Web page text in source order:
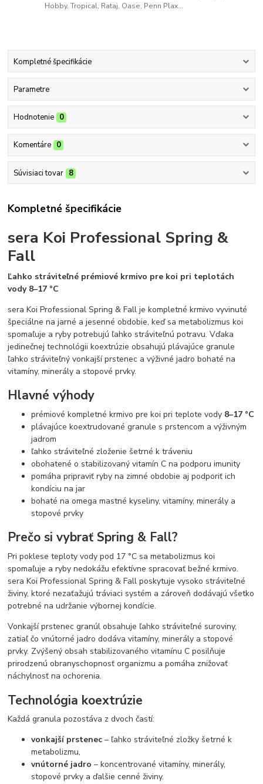
Hobby, Tropical, Rataj, Oase, Penn Plax...
Kompletné špecifikácie
Parametre
Hodnotenie 0
Komentáre 0
Súvisiaci tovar 8
Kompletné špecifikácie
sera Koi Professional Spring &
Fall
Ľahko stráviteľné prémiové krmivo pre koi pri teplotách
vody 8–17 °C
sera Koi Professional Spring & Fall je kompletné krmivo vyvinuté
špeciálne na jarné a jesenné obdobie, keď sa metabolizmus koi
spomaľuje a ryby potrebujú ľahko stráviteľnú potravu. Vďaka
jedinečnej technológii koextrúzie obsahujú plávajúce granule
ľahko stráviteľný vonkajší prstenec a výživné jadro bohaté na
vitamíny, minerály a stopové prvky.
Hlavné výhody
prémiové kompletné krmivo pre koi pri teplote vody 8–17 °C
plávajúce koextrudované granule s prstencom a výživným
jadrom
ľahko stráviteľné zloženie šetrné k tráveniu
obohatené o stabilizovaný vitamín C na podporu imunity
pomáha pripraviť ryby na zimné obdobie aj podporiť ich
kondíciu na jar
bohaté na omega mastné kyseliny, vitamíny, minerály a
stopové prvky
Prečo si vybrať Spring & Fall?
Pri poklese teploty vody pod 17 °C sa metabolizmus koi
spomaľuje a ryby nedokážu efektívne spracovať bežné krmivo.
sera Koi Professional Spring & Fall poskytuje vysoko stráviteľné
živiny, ktoré nezaťažujú tráviaci systém a zároveň dodávajú všetko
potrebné na udržanie výbornej kondície.
Vonkajší prstenec granúl obsahuje ľahko stráviteľné suroviny,
zatiaľ čo vnútorné jadro dodáva vitamíny, minerály a stopové
prvky. Zvýšený obsah stabilizovaného vitamínu C posilňuje
prirodzenú obranyschopnosť organizmu a pomáha znižovať
náchylnosť na ochorenia.
Technológia koextrúzie
Každá granula pozostáva z dvoch častí:
vonkajší prstenec – ľahko stráviteľné zložky šetrné k
metabolizmu,
vnútorné jadro – koncentrované vitamíny, minerály,
stopové prvky a ďalšie cenné živiny.